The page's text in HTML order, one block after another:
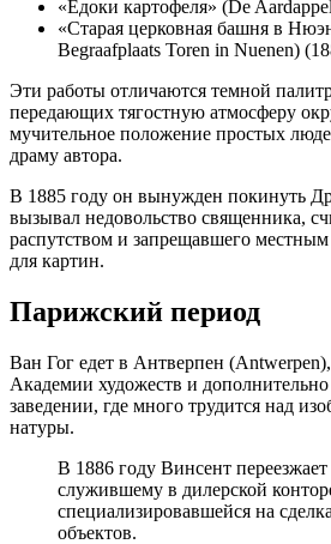
«Едоки картофеля» (De
«Старая церковная башня в
Begraafplaats Toren in Nuenen)
Эти работы отличаются темной
передающих тягостную атмосферу
мучительное положение простых
драму автора.
В 1885 году он вынужден покинуть
вызывал недовольство священника,
распутством и запрещавшего
для картин.
Парижский период
Ван Гог едет в Антверпен
Академии художеств и
заведении, где много трудится над
натуры.
В 1886 году Винсент
служившему в дилерской
специализировавшейся на
объектов.